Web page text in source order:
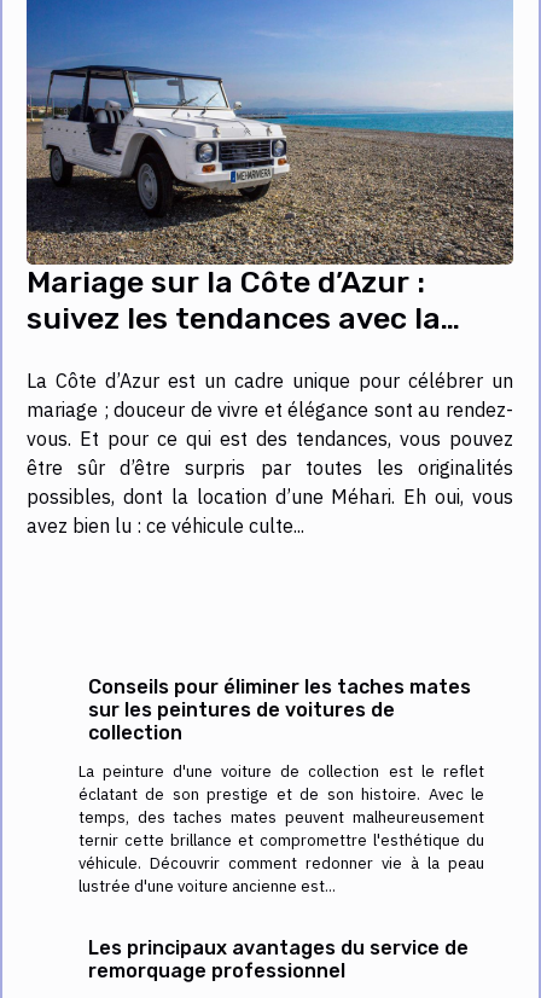
Mariage sur la Côte d’Azur :
suivez les tendances avec la
La Côte d’Azur est un cadre unique pour célébrer un
mariage ; douceur de vivre et élégance sont au rendez-
vous. Et pour ce qui est des tendances, vous pouvez
être sûr d’être surpris par toutes les originalités
possibles, dont la location d’une Méhari. Eh oui, vous
avez bien lu : ce véhicule culte...
Conseils pour éliminer les taches mates
sur les peintures de voitures de
collection
La peinture d'une voiture de collection est le reflet
éclatant de son prestige et de son histoire. Avec le
temps, des taches mates peuvent malheureusement
ternir cette brillance et compromettre l'esthétique du
véhicule. Découvrir comment redonner vie à la peau
lustrée d'une voiture ancienne est...
Les principaux avantages du service de
remorquage professionnel